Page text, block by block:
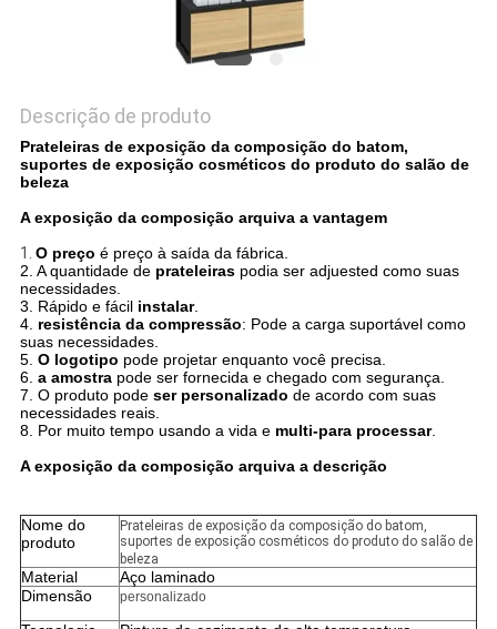
Descrição de produto
Prateleiras de exposição da composição do batom,
suportes de exposição cosméticos do produto do salão de
beleza
A exposição da composição arquiva a vantagem
1. O preço é preço à saída da fábrica.
2. A quantidade de prateleiraspodia ser adjuested como suas
necessidades.
3. Rápido e fácil instalar.
4. resistência da compressão: Pode a carga suportável como
suas necessidades.
5. O logotipo pode projetar enquanto você precisa.
6. a amostrapode ser fornecida e chegado com segurança.
7. O produto pode ser personalizado de acordo com suas
necessidades reais.
8. Por muito tempo usando a vida e multi-para processar.
A exposição da composição arquiva a descrição
Nome do
produto
Prateleiras de exposição da composição do batom,
suportes de exposição cosméticos do produto do salão de
beleza
Material
Aço laminado
Dimensão
personalizado